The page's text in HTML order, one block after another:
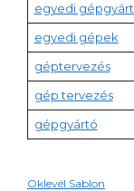
egyedi
egyedi gépek
géptervezés
gép tervezés
gépgyártó
Oklevél Sablon